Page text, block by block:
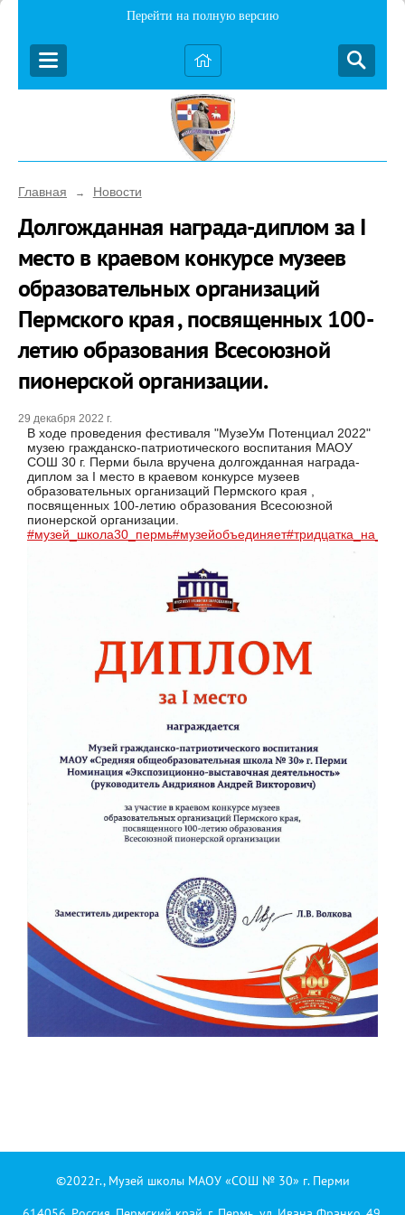
Перейти на полную версию
Главная → Новости
Долгожданная награда-диплом за I
место в краевом конкурсе музеев
образовательных организаций
Пермского края , посвященных 100-
летию образования Всесоюзной
пионерской организации.
29 декабря 2022 г.
В ходе проведения фестиваля "МузеУм Потенциал 2022"
музею гражданско-патриотического воспитания МАОУ
СОШ 30 г. Перми была вручена долгожданная награда-
диплом за I место в краевом конкурсе музеев
образовательных организаций Пермского края ,
посвященных 100-летию образования Всесоюзной
пионерской организации.
#музей_школа30_пермь#музейобъединяет
©2022г., Музей школы МАОУ «СОШ № 30» г. Перми